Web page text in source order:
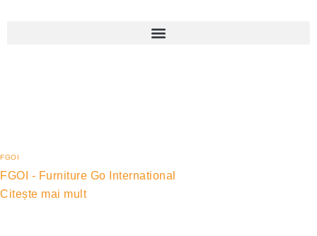
FGOI
FGOI - Furniture Go International
Citește mai mult